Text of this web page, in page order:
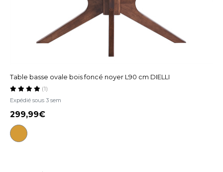
Table basse ovale bois foncé noyer L90 cm DIELLI
Expédié sous 3 sem
(1)
299,99